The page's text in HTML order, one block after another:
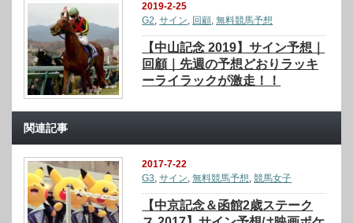
2019-2-25
G2,サイン, 回顧,無料競馬予想
【中山記念 2019】サイン予想｜
回顧｜先週の予想どおりラッキ
ーライラックが激走！！
関連記事
2017-7-22
G3 ,サイン ,無料競馬予想 ,競馬女子
【中京記念＆函館2歳ステーク